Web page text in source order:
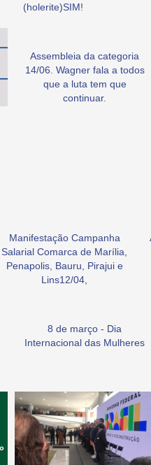
(holerite)SIM!
Assembleia da categoria
14/06. Wagner fala a todos
que a luta tem que
continuar.
Manifestação Campanha
Salarial Comarca de Marília,
Penapolis, Bauru, Pirajui e
Lins12/04,
8 de março - Dia
Internacional das Mulheres